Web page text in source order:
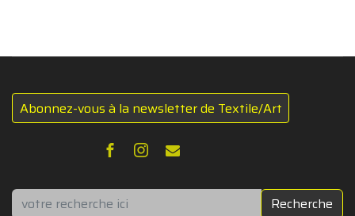
Abonnez-vous à la newsletter de Textile/Art
Rechercher Recherche